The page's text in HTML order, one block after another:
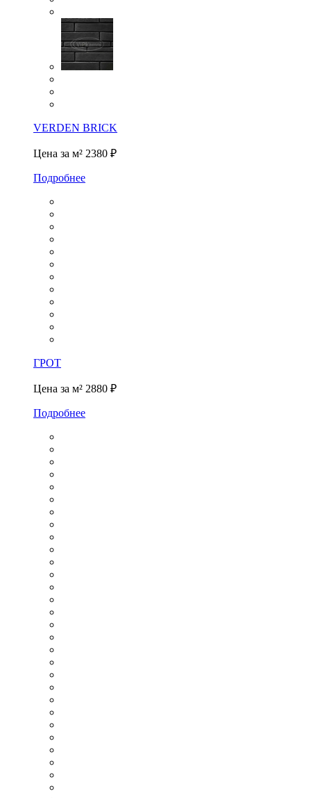
VERDEN BRICK
Цена за м² 2380 ₽
Подробнее
ГРОТ
Цена за м² 2880 ₽
Подробнее